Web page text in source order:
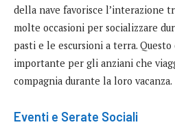
della nave favorisce l’interazione
molte occasioni per socializzare
pasti e le escursioni a terra.
importante per gli anziani che
compagnia durante la loro vacanza.
Eventi e Serate Sociali